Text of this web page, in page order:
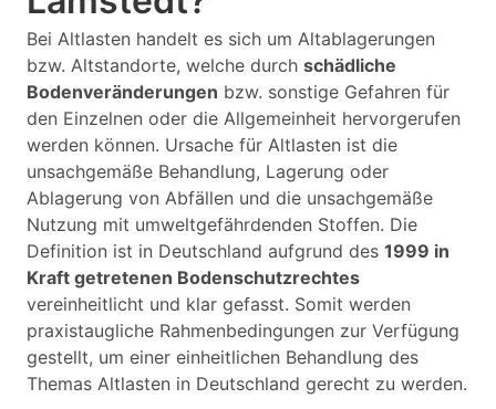
Bei Altlasten handelt es sich um Altablagerungen
bzw. Altstandorte, welche durch schädliche
Bodenveränderungen bzw. sonstige Gefahren für
den Einzelnen oder die Allgemeinheit hervorgerufen
werden können. Ursache für Altlasten ist die
unsachgemäße Behandlung, Lagerung oder
Ablagerung von Abfällen und die unsachgemäße
Nutzung mit umweltgefährdenden Stoffen. Die
Definition ist in Deutschland aufgrund des 1999 in
Kraft getretenen Bodenschutzrechtes
vereinheitlicht und klar gefasst. Somit werden
praxistaugliche Rahmenbedingungen zur Verfügung
gestellt, um einer einheitlichen Behandlung des
Themas Altlasten in Deutschland gerecht zu werden.